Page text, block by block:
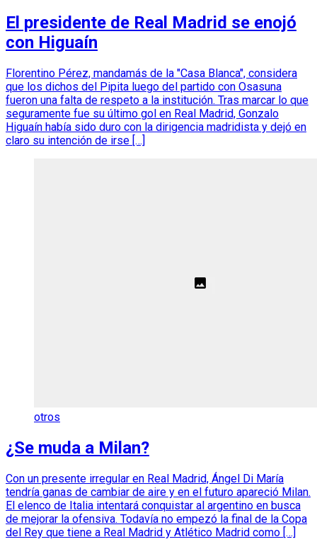
El presidente de Real Madrid se enojó
con Higuaín
Florentino Pérez, mandamás de la "Casa Blanca", considera
que los dichos del Pipita luego del partido con Osasuna
fueron una falta de respeto a la institución. Tras marcar lo que
seguramente fue su último gol en Real Madrid, Gonzalo
Higuaín había sido duro con la dirigencia madridista y dejó en
claro su intención de irse […]
otros
¿Se muda a Milan?
Con un presente irregular en Real Madrid, Ángel Di María
tendría ganas de cambiar de aire y en el futuro apareció Milan.
El elenco de Italia intentará conquistar al argentino en busca
de mejorar la ofensiva. Todavía no empezó la final de la Copa
del Rey que tiene a Real Madrid y Atlético Madrid como […]